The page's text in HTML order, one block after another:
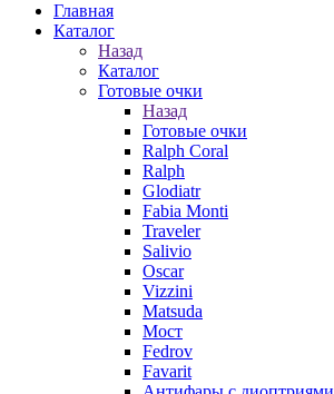
Главная
Каталог
Назад
Каталог
Готовые очки
Назад
Готовые очки
Ralph Coral
Ralph
Glodiatr
Fabia Monti
Traveler
Salivio
Oscar
Vizzini
Matsuda
Мост
Fedrov
Favarit